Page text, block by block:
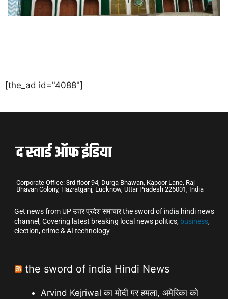
[the_ad id="4088"]
Corporate Office: 3rd floor 94, Durga Bhawan, Kapoor Lane, Raj
Bhavan Colony, Hazratganj, Lucknow, Uttar Pradesh 226001, India
Get news from UP उत्तर प्रदेश समाचार the sword of india hindi news
channel, Covering latest breaking local news politics, business,
election, crime & AI technology
the sword of india Hindi News
Arvind Kejriwal का मोदी पर हमला, अमेरिका को